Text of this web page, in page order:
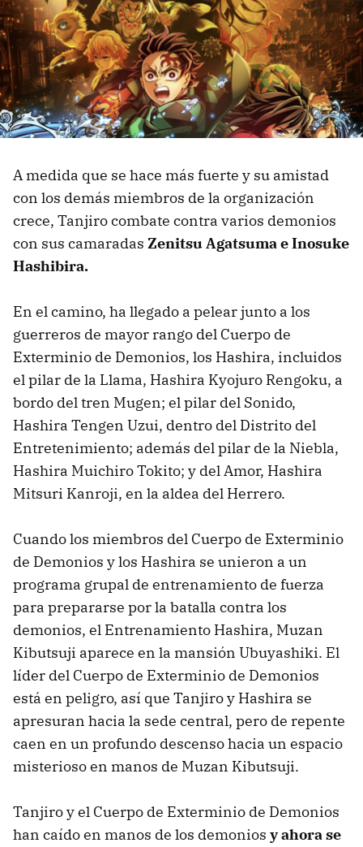
A medida que se hace más fuerte y su amistad
con los demás miembros de la organización
crece, Tanjiro combate contra varios demonios
con sus camaradas Zenitsu Agatsuma e Inosuke
Hashibira.
En el camino, ha llegado a pelear junto a los
guerreros de mayor rango del Cuerpo de
Exterminio de Demonios, los Hashira, incluidos
el pilar de la Llama, Hashira Kyojuro Rengoku, a
bordo del tren Mugen; el pilar del Sonido,
Hashira Tengen Uzui, dentro del Distrito del
Entretenimiento; además del pilar de la Niebla,
Hashira Muichiro Tokito; y del Amor, Hashira
Mitsuri Kanroji, en la aldea del Herrero.
Cuando los miembros del Cuerpo de Exterminio
de Demonios y los Hashira se unieron a un
programa grupal de entrenamiento de fuerza
para prepararse por la batalla contra los
demonios, el Entrenamiento Hashira, Muzan
Kibutsuji aparece en la mansión Ubuyashiki. El
líder del Cuerpo de Exterminio de Demonios
está en peligro, así que Tanjiro y Hashira se
apresuran hacia la sede central, pero de repente
caen en un profundo descenso hacia un espacio
misterioso en manos de Muzan Kibutsuji.
Tanjiro y el Cuerpo de Exterminio de Demonios
han caído en manos de los demonios y ahora se